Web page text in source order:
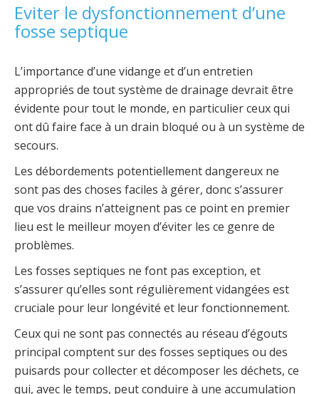
Eviter le dysfonctionnement d’une
fosse septique
L’importance d’une vidange et d’un entretien
appropriés de tout système de drainage devrait être
évidente pour tout le monde, en particulier ceux qui
ont dû faire face à un drain bloqué ou à un système de
secours.
Les débordements potentiellement dangereux ne
sont pas des choses faciles à gérer, donc s’assurer
que vos drains n’atteignent pas ce point en premier
lieu est le meilleur moyen d’éviter les ce genre de
problèmes.
Les fosses septiques ne font pas exception, et
s’assurer qu’elles sont régulièrement vidangées est
cruciale pour leur longévité et leur fonctionnement.
Ceux qui ne sont pas connectés au réseau d’égouts
principal comptent sur des fosses septiques ou des
puisards pour collecter et décomposer les déchets, ce
qui, avec le temps, peut conduire à une accumulation